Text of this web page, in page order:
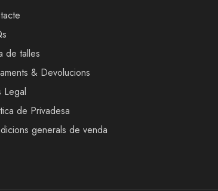
de talles
& Devolucions
Legal
de Privadesa
generals de venda